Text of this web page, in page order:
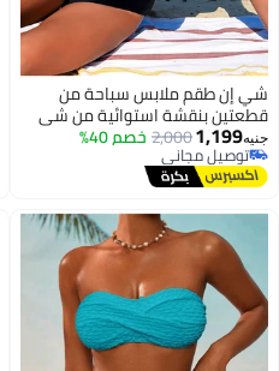
شي إن طقم ملابس سباحة من
قطعتين بنقشة استوائية من شي
إن
جنيه1,199
2,000خصم 40%
توصيل مجاني
توصيل مجاني